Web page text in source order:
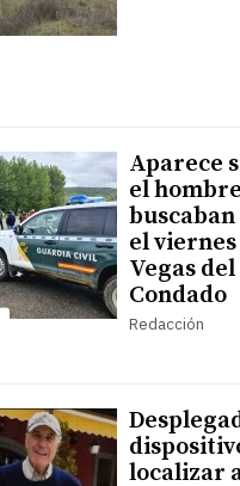
Aparece
el
buscaban
el
Vegas del
Condado
Redacción
localizar